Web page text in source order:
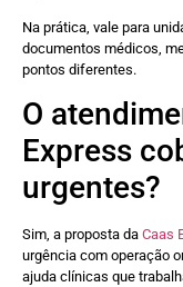
Na prática, vale para
documentos médicos,
pontos diferentes.
O
Express
urgentes?
Sim, a proposta da Caas
urgência com operação
ajuda clínicas que